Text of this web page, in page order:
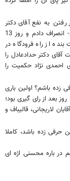
به نفع آقای دکتر
قالیباف -که تا آن موقع به نظر می‌رسید رای بیشتری دارد- انصراف دادم و روز 13
از راه فرودگاه در
آقای دکتر حدادعادل را
احمدی نژاد حکمیت را
زده باشم؟ اولین باری
هم که آقای احمدی نژاد به منزل ما آمد 8 تیرماه 84 یعنی 5 روز بعد از رای گیری بود؛
لاریجانی، قالیباف و
حرفی زده باشد، کاملا
در باره محسنی اژه ای